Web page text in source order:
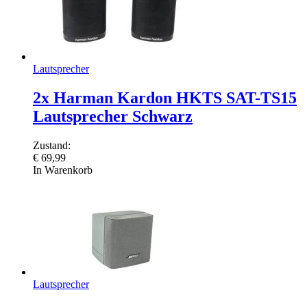
Lautsprecher
2x Harman Kardon HKTS SAT-TS15
Lautsprecher Schwarz
Zustand:
€ 69,99
In Warenkorb
Lautsprecher